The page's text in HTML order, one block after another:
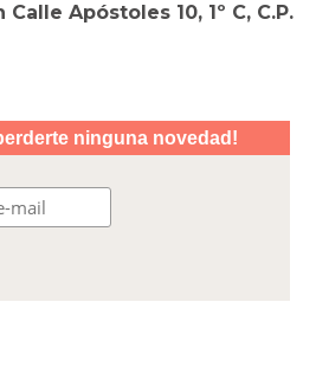
Apóstoles 10, 1º C, C.P.